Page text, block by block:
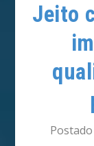
Jeito